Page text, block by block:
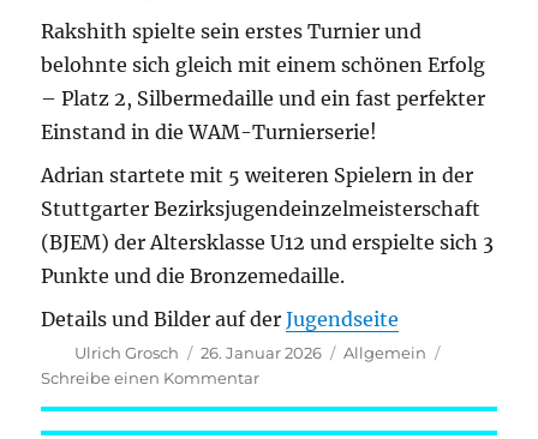
Rakshith spielte sein erstes Turnier und
belohnte sich gleich mit einem schönen Erfolg
– Platz 2, Silbermedaille und ein fast perfekter
Einstand in die WAM-Turnierserie!
Adrian startete mit 5 weiteren Spielern in der
Stuttgarter Bezirksjugendeinzelmeisterschaft
(BJEM) der Altersklasse U12 und erspielte sich 3
Punkte und die Bronzemedaille.
Details und Bilder auf derJugendseite
Autor
Ulrich Grosch
Veröffentlicht
am
26. Januar 2026 Kategorien
Allgemein
Schreibe einen Kommentarzu
am